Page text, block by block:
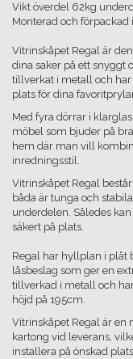
Vikt överdel 62kg
Monterad och förpackad
Vitrinskåpet Regal är
dina saker på ett snyggt
tillverkat i metall och
plats för dina
Med fyra dörrar i
möbel som bjuder på
hem där man vill
inredningsstil.
Vitrinskåpet Regal
båda är tunga och
underdelen. Således
säkert på plats.
Regal har hyllplan i plåt
låsbeslag som ger en
tillverkad i metall och
höjd på 195cm.
Vitrinskåpet Regal är en
kartong vid leverans,
installera på önskad